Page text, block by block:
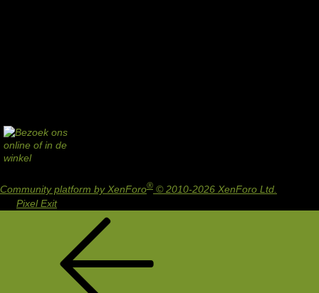
Community platform by XenForo® © 2010-2026 XenForo Ltd.
Pixel Exit